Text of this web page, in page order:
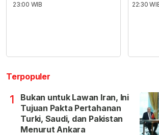
23:00 WIB
22:30
Terpopuler
1
Bukan untuk Lawan Iran, Ini
Tujuan Pakta Pertahanan
Turki, Saudi, dan Pakistan
Menurut Ankara